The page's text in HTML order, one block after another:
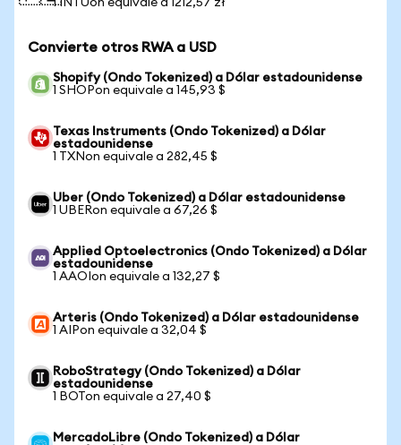
1 INTUon equivale a 1212,57 zł
Convierte otros RWA a USD
Shopify (Ondo Tokenized) a Dólar estadounidense
1 SHOPon equivale a 145,93 $
Texas Instruments (Ondo Tokenized) a Dólar
estadounidense
1 TXNon equivale a 282,45 $
Uber (Ondo Tokenized) a Dólar estadounidense
1 UBERon equivale a 67,26 $
Applied Optoelectronics (Ondo Tokenized) a Dólar
estadounidense
1 AAOIon equivale a 132,27 $
Arteris (Ondo Tokenized) a Dólar estadounidense
1 AIPon equivale a 32,04 $
RoboStrategy (Ondo Tokenized) a Dólar
estadounidense
1 BOTon equivale a 27,40 $
MercadoLibre (Ondo Tokenized) a Dólar